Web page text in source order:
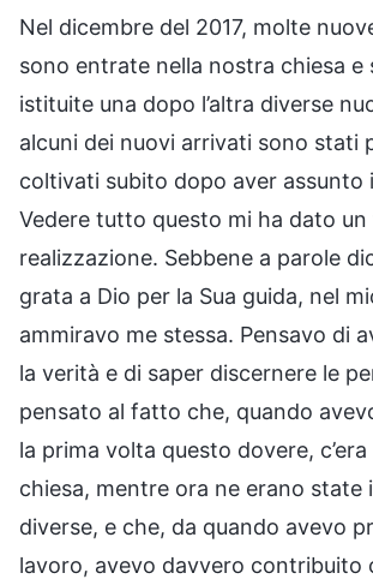
Nel dicembre del 2017, molte
sono entrate nella nostra chiesa e
istituite una dopo l’altra diverse
alcuni dei nuovi arrivati sono stati
coltivati subito dopo aver assunto
Vedere tutto questo mi ha dato
realizzazione. Sebbene a parole
grata a Dio per la Sua guida, nel
ammiravo me stessa. Pensavo di
la verità e di saper discernere le
pensato al fatto che, quando
la prima volta questo dovere,
chiesa, mentre ora ne erano state
diverse, e che, da quando avevo
lavoro, avevo davvero contribuito